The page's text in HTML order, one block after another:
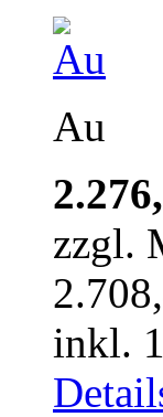
Au
zzgl.
inkl.